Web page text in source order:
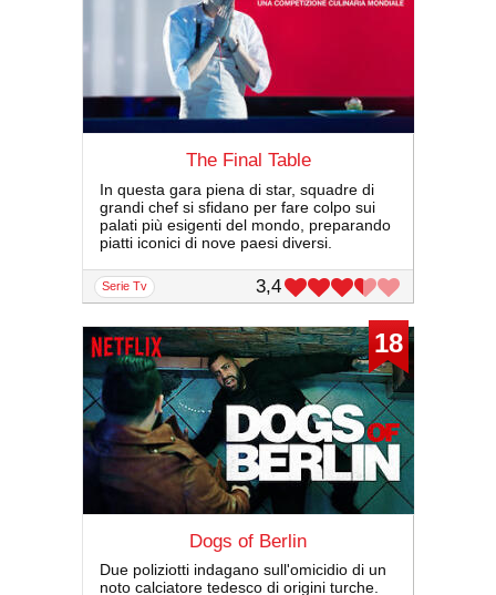
The Final Table
In questa gara piena di star, squadre di
grandi chef si sfidano per fare colpo sui
palati più esigenti del mondo, preparando
piatti iconici di nove paesi diversi.
serie Tv 3,4
18
Dogs of Berlin
Due poliziotti indagano sull'omicidio di un
noto calciatore tedesco di origini turche.